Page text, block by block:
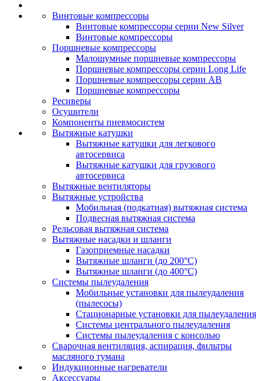
Винтовые компрессоры
Винтовые компрессоры серии New Silver
Винтовые компрессоры
Поршневые компрессоры
Малошумные поршневые компрессоры
Поршневые компрессоры серии Long Life
Поршневые компрессоры серии AB
Поршневые компрессоры
Ресиверы
Осушители
Компоненты пневмосистем
Вытяжные катушки
Вытяжные катушки для легкового
автосервиса
Вытяжные катушки для грузового
автосервиса
Вытяжные вентиляторы
Вытяжные устройства
Мобильная (подкатная) вытяжная система
Подвесная вытяжная система
Рельсовая вытяжная система
Вытяжные насадки и шланги
Газоприемные насадки
Вытяжные шланги (до 200°C)
Вытяжные шланги (до 400°C)
Системы пылеудаления
Мобильные установки для пылеудаления
(пылесосы)
Стационарные установки для пылеудаления
Системы центрального пылеудаления
Системы пылеудаления с консолью
Сварочная вентиляция, аспирация, фильтры
масляного тумана
Индукционные нагреватели
Аксессуары